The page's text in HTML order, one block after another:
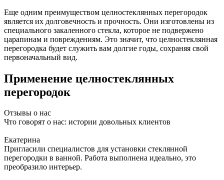
Еще одним преимуществом целностеклянных перегородок
является их долговечность и прочность. Они изготовлены из
специального закаленного стекла, которое не подвержено
царапинам и повреждениям. Это значит, что целностеклянная
перегородка будет служить вам долгие годы, сохраняя свой
первоначальный вид.
Применение целностеклянных
перегородок
Отзывы о нас
Что говорят о нас: истории довольных клиентов
Екатерина
Пригласили специалистов для установки стеклянной
перегородки в ванной. Работа выполнена идеально, это
преобразило интерьер.